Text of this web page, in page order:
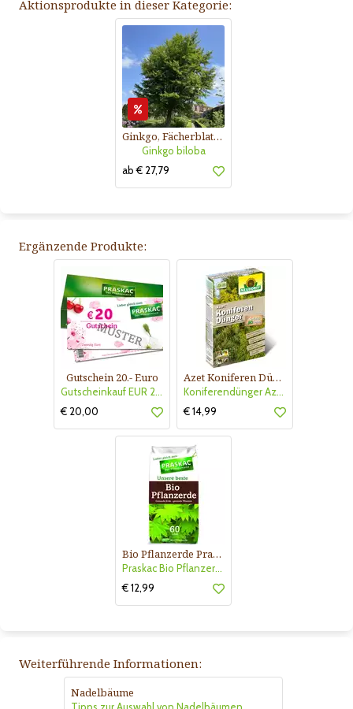
Aktionsprodukte in dieser Kategorie:
Ginkgo, Fächerblattbaum
Ginkgo biloba
ab € 27,79
Ergänzende Produkte:
Gutschein 20.- Euro
Gutscheinkauf EUR 20.-
€ 20,00
Azet Koniferen Dünger
Koniferendünger Azet
€ 14,99
Bio Pflanzerde Praskac
Praskac Bio Pflanzerde
€ 12,99
Weiterführende Informationen:
Nadelbäume